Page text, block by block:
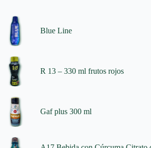
Blue Line
R 13 – 330 ml frutos rojos
Gaf plus 300 ml